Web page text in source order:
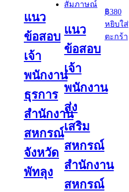
แนว
ข้อสอบ
เจ้า
พนักงาน
ธุรการ
สำนักงาน
สหกรณ์
จังหวัด
พัทลุง
แนว
ข้อสอบ
เจ้า
พนักงาน
ส่ง
เสริม
สหกรณ์
สำนักงาน
สหกรณ์
฿380
หยิบใส่
ตะกร้า